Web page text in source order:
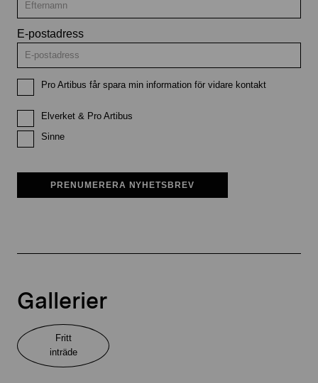
E-postadress
Pro Artibus får spara min information för vidare kontakt
Elverket & Pro Artibus
Sinne
PRENUMERERA NYHETSBREV
Gallerier
Fritt
inträde